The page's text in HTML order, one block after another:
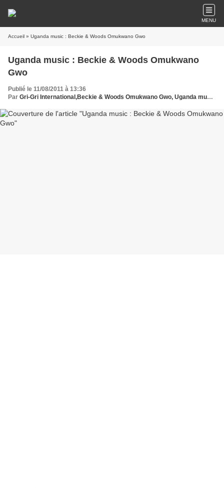
MENU
Accueil » Uganda music : Beckie & Woods Omukwano Gwo
Uganda music : Beckie & Woods Omukwano
Gwo
Publié le 11/08/2011 à 13:36
Par Gri-Gri International,Beckie & Woods Omukwano Gwo, Uganda music , Africa, Ma solange Oussou